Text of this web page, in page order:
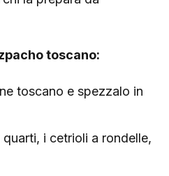
toscano:
toscano e spezzalo in
i cetrioli a rondelle,